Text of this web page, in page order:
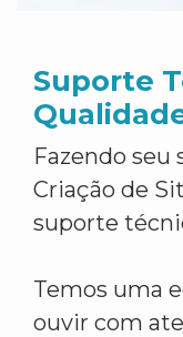
Suporte
Fazendo seu
Criação de
suporte
Temos uma
ouvir com